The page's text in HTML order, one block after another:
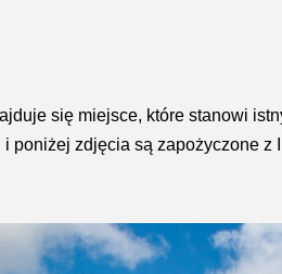
się miejsce, które stanowi
poniżej zdjęcia są zapożyczone